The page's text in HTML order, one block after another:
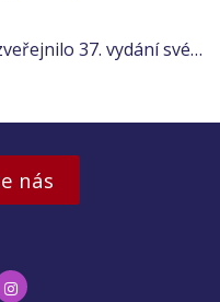
37. vydání svého zpravodaje
nás